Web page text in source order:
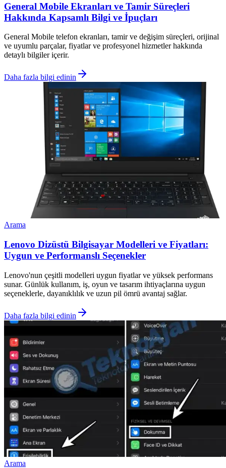
General Mobile Ekranları ve Tamir Süreçleri
Hakkında Kapsamlı Bilgi ve İpuçları
General Mobile telefon ekranları, tamir ve değişim süreçleri, orijinal
ve uyumlu parçalar, fiyatlar ve profesyonel hizmetler hakkında
detaylı bilgiler içerir.
Daha fazla bilgi edinin
Arama
Lenovo Dizüstü Bilgisayar Modelleri ve Fiyatları:
Uygun ve Performanslı Seçenekler
Lenovo'nun çeşitli modelleri uygun fiyatlar ve yüksek performans
sunar. Günlük kullanım, iş, oyun ve tasarım ihtiyaçlarına uygun
seçeneklerle, dayanıklılık ve uzun pil ömrü avantaj sağlar.
Daha fazla bilgi edinin
Arama